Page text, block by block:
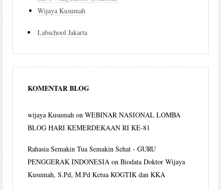
Wijaya Kusumah
Labschool Jakarta
KOMENTAR BLOG
wijaya Kusumah onWEBINAR NASIONAL LOMBA
BLOG HARI KEMERDEKAAN RI KE-81
Rahasia Semakin Tua Semakin Sehat - GURU
PENGGERAK INDONESIA onBiodata Doktor Wijaya
Kusumah, S.Pd, M.Pd Ketua KOGTIK dan KKA